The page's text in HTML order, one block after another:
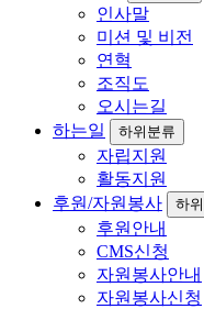
인사말
미션 및 비전
연혁
조직도
오시는길
하는일
하위분류
자립지원
활동지원
후원/자원봉사
하
후원안내
CMS신청
자원봉사안내
자원봉사신청